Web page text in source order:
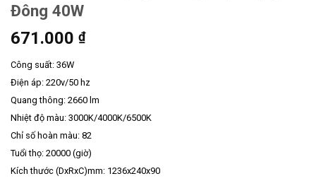
Đông 40W
671.000 ₫
Công suất: 36W
Điện áp: 220v/50 hz
Quang thông: 2660 lm
Nhiệt độ màu: 3000K/4000K/6500K
Chỉ số hoàn màu: 82
Tuổi thọ: 20000 (giờ)
Kích thước (DxRxC)mm: 1236x240x90